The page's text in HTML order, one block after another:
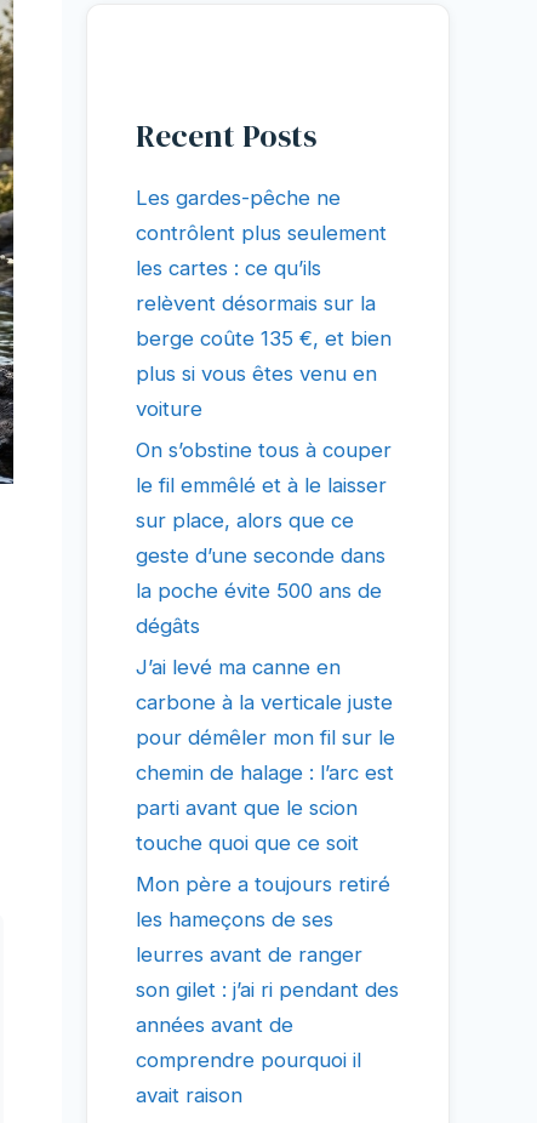
Recent Posts
Les gardes-pêche ne
contrôlent plus seulement
les cartes : ce qu’ils
relèvent désormais sur la
berge coûte 135 €, et bien
plus si vous êtes venu en
voiture
On s’obstine tous à couper
le fil emmêlé et à le laisser
sur place, alors que ce
geste d’une seconde dans
la poche évite 500 ans de
dégâts
J’ai levé ma canne en
carbone à la verticale juste
pour démêler mon fil sur le
chemin de halage : l’arc est
parti avant que le scion
touche quoi que ce soit
Mon père a toujours retiré
les hameçons de ses
leurres avant de ranger
son gilet : j’ai ri pendant des
années avant de
comprendre pourquoi il
avait raison